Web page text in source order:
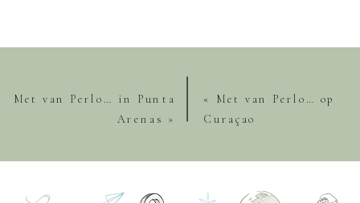
« Met van Perlo… op
Curaçao
Met van Perlo… in Punta
Arenas »